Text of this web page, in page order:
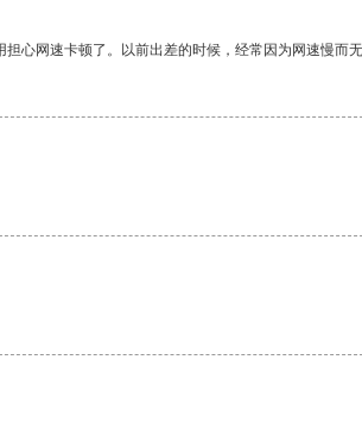
网速卡顿了。以前出差的时候，经常因为网速慢而